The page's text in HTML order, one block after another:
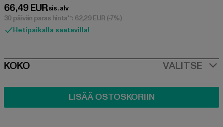
66,49 EUR
Ajankohtainen hinta: 66,49 EUR
sis. alv
30 päivän paras hinta**: 62,29 EUR (-7%)
Hetipaikalla saatavilla!
SIZE
KOKO VALITSE
LISÄÄ OSTOSKORIIN